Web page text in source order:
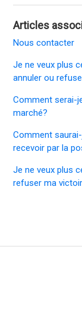
Articles
Nous contacter
Je ne veux plus
annuler ou
Comment serai-
marché?
Comment
recevoir par la
Je ne veux plus
refuser ma